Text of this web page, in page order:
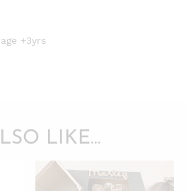
+3yrs
LIKE…
QUICKVIEW